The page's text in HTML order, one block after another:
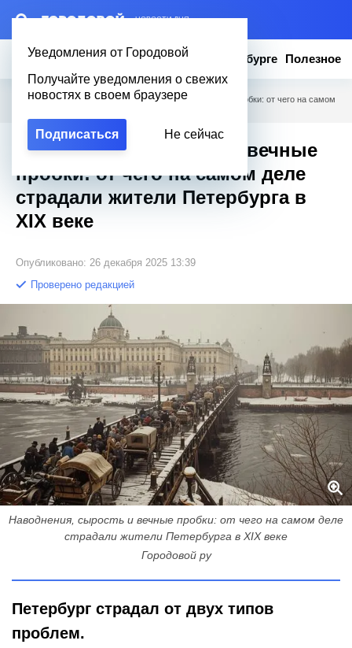
– НОВОСТИ ДНЯ
Уведомления от Городовой
Получайте уведомления о свежих
новостях в своем браузере
Подписаться Не сейчас
Новости Эксклюзив Вопросы о Петербурге Полезное
Городовой Учеба / Наводнения, сырость и вечные пробки: от чего на самом
Наводнения, сырость и вечные
пробки: от чего на самом деле
страдали жители Петербурга в
XIX веке
Опубликовано: 26 декабря 2025 13:39
Проверено редакцией
Наводнения, сырость и вечные пробки: от чего на самом деле
страдали жители Петербурга в XIX веке
Городовой ру
Петербург страдал от двух типов
проблем.